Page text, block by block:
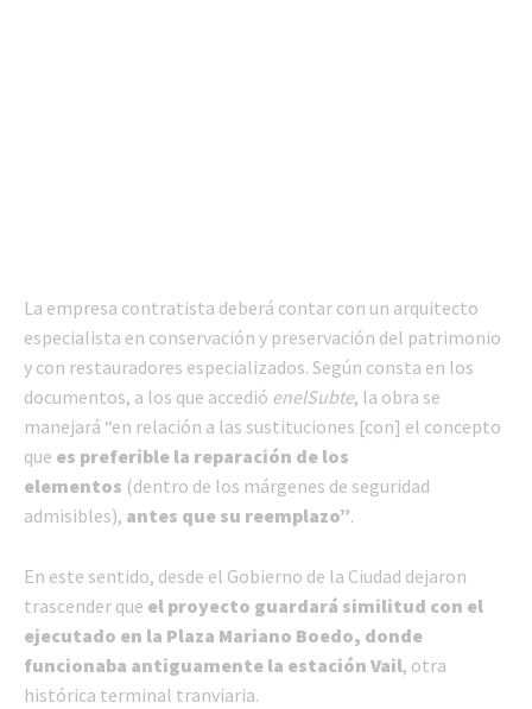
La empresa contratista deberá contar con un arquitecto
especialista en conservación y preservación del patrimonio
y con restauradores especializados. Según consta en los
documentos, a los que accedió enelSubte, la obra se
manejará “en relación a las sustituciones [con] el concepto
que es preferible la reparación de los
elementos (dentro de los márgenes de seguridad
admisibles), antes que su reemplazo”.
En este sentido, desde el Gobierno de la Ciudad dejaron
trascender que el proyecto guardará similitud con el
ejecutado en la Plaza Mariano Boedo, donde
funcionaba antiguamente la estación Vail, otra
histórica terminal tranviaria.